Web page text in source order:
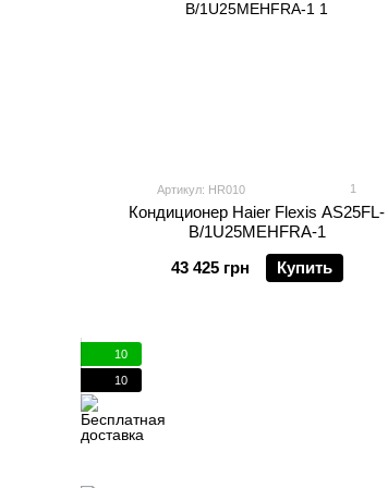
Артикул: HR010 1
Кондиционер Haier Flexis AS25FL-
B/1U25MEHFRA-1
43 425 грн
Купить
10
10